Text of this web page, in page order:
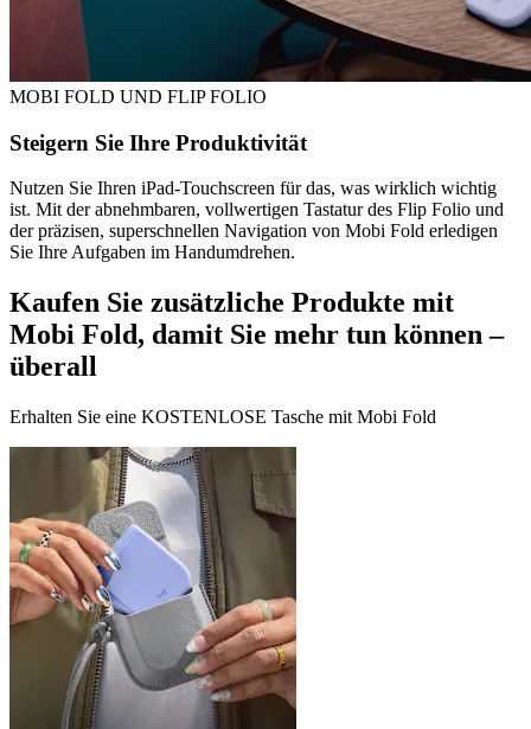
MOBI FOLD UND FLIP FOLIO
Steigern Sie Ihre Produktivität
Nutzen Sie Ihren iPad-Touchscreen für das, was wirklich wichtig
ist. Mit der abnehmbaren, vollwertigen Tastatur des Flip Folio und
der präzisen, superschnellen Navigation von Mobi Fold erledigen
Sie Ihre Aufgaben im Handumdrehen.
Kaufen Sie zusätzliche Produkte mit
Mobi Fold, damit Sie mehr tun können –
überall
Erhalten Sie eine KOSTENLOSE Tasche mit Mobi Fold